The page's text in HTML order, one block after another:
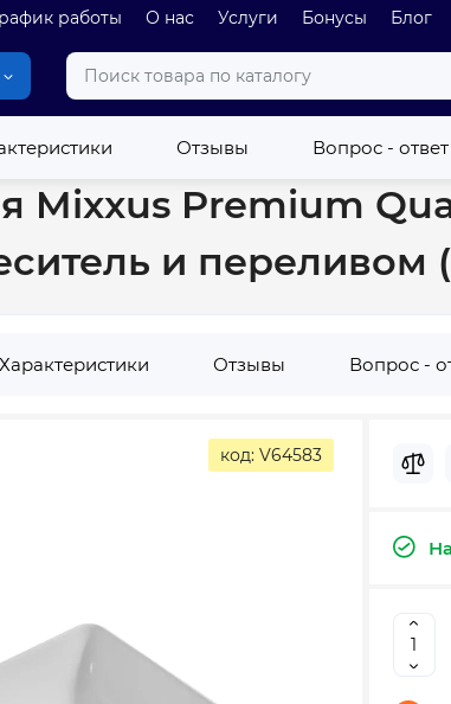
работы О нас Услуги Бонусы Блог
Отзывы Вопрос - ответ
Premium Quadro-1201-R 430х265х135mm с
Mixxus Premium
и переливом
Характеристики Отзывы Вопрос -
код: V64583